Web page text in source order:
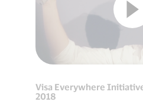
Visa Everywhere
2018